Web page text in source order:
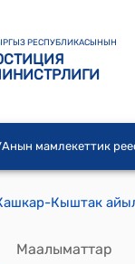
РЕСПУБЛИКАСЫНЫН
мамлекеттик
Маалыматтар